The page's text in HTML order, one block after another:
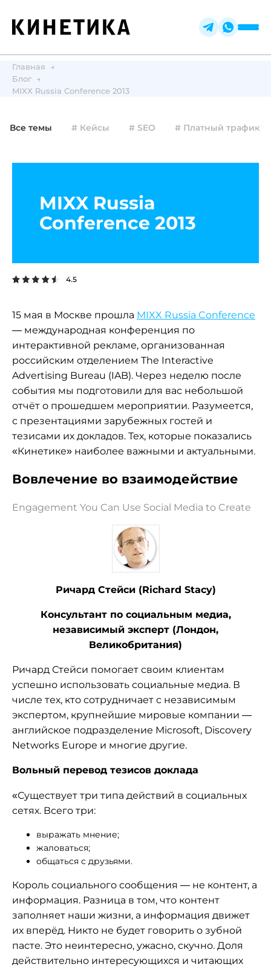
Главная
Блог
MIXX Russia Conference 2013
Все темы # Кейсы # SEO # Платный трафик
MIXX Russia
Conference 2013
4.5
15 мая в Москве прошла MIXX Russia Conference
— международная конференция по
интерактивной рекламе, организованная
российским отделением The Interactive
Advertising Bureau (IAB). Через неделю после
события мы подготовили для вас небольшой
отчёт о прошедшем мероприятии. Разумеется,
с презентациями зарубежных гостей и
тезисами их докладов. Тех, которые показались
«Кинетике» наиболее важными и актуальными.
Вовлечение во взаимодействие
Engagement You Can Use Social Media to Create
Ричард Стейси (Richard Stacy)
Консультант по социальным медиа,
независимый эксперт (Лондон,
Великобритания)
Ричард Стейси помогает своим клиентам
успешно использовать социальные медиа. В
числе тех, кто сотрудничает с независимым
экспертом, крупнейшие мировые компании —
английское подразделение Microsoft, Discovery
Networks Europe и многие другие.
Вольный перевод тезисов доклада
«Существует три типа действий в социальных
сетях. Всего три:
выражать мнение;
жаловаться;
общаться с друзьями.
Король социального сообщения — не контент, а
информация. Разница в том, что контент
заполняет наши жизни, а информация движет
их вперёд. Никто не будет говорить о зубной
пасте. Это неинтересно, ужасно, скучно. Доля
действительно интересующихся и читающих